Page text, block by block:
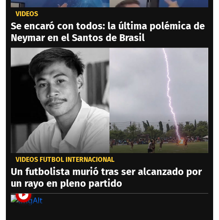
VIDEOS
Se encaró con todos: la última polémica de
Neymar en el Santos de Brasil
VIDEOS FÚTBOL INTERNACIONAL
Un futbolista murió tras ser alcanzado por
un rayo en pleno partido